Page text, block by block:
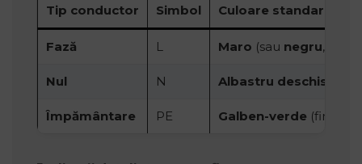
Tip conductor Simbol Culoare standard
Fază L Maro (sau negru,
Nul N Albastru deschis
Împământare PE Galben-verde (fir